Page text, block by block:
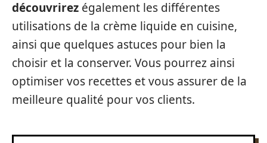
découvrirez également les différentes
utilisations de la crème liquide en cuisine,
ainsi que quelques astuces pour bien la
choisir et la conserver. Vous pourrez ainsi
optimiser vos recettes et vous assurer de la
meilleure qualité pour vos clients.